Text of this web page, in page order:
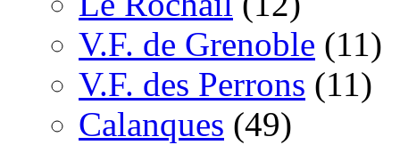
V.F. de Grenoble (11)
V.F. des Perrons (11)
Calanques (49)